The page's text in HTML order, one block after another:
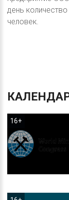
день
человек.
16+